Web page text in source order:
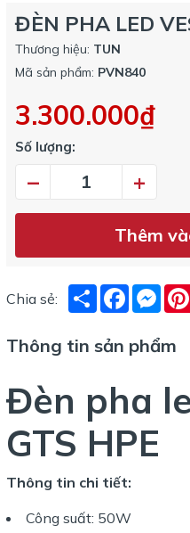
ĐÈN PHA LED
Thương hiệu: TUN
Mã sản phẩm: PVN840
3.300.000₫
Số lượng:
– +
Thêm
Chia sẻ: Share
Thông tin sản phẩm
Đèn pha
GTS HPE
Thông tin chi tiết:
Công suất: 50W